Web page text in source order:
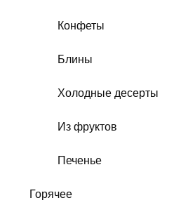
Конфеты
Блины
Холодные десерты
Из фруктов
Печенье
Горячее